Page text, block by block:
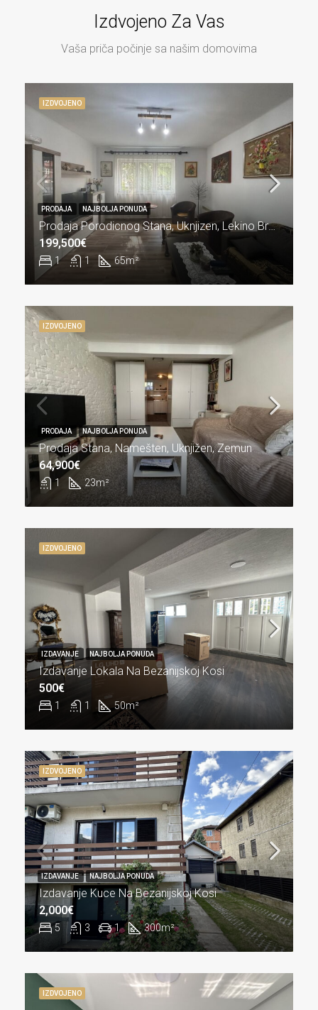
Izdvojeno Za Vas
Vaša priča počinje sa našim domovima
Prodaja Porodicnog Stana, Uknjizen, Lekino Brdo, Vozdovac
1 1 65m²
199,500€
PRODAJA NAJBOLJA PONUDA
IZDVOJENO
Prodaja Stana, Namešten, Uknjižen, Zemun
1 23m²
64,900€
PRODAJA NAJBOLJA PONUDA
IZDVOJENO
Izdavanje Lokala Na Bezanijskoj Kosi
1 1 50m²
500€
IZDAVANJE NAJBOLJA PONUDA
IZDVOJENO
Izdavanje Kuce Na Bezanijskoj Kosi
5 3 1 300m²
2,000€
IZDAVANJE NAJBOLJA PONUDA
IZDVOJENO
IZDVOJENO